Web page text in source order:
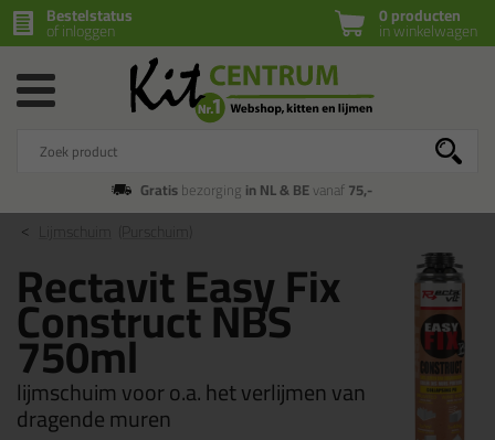
0 producten
in winkelwagen
Bestelstatus
of inloggen
Gratisbezorging in NL & BEvanaf75,-
Rectavit Easy Fix
Construct NBS
750ml
lijmschuim voor o.a. het verlijmen van
dragende muren